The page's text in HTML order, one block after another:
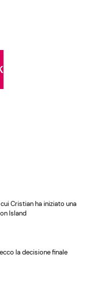
Cristian ha iniziato una
Island
la decisione finale